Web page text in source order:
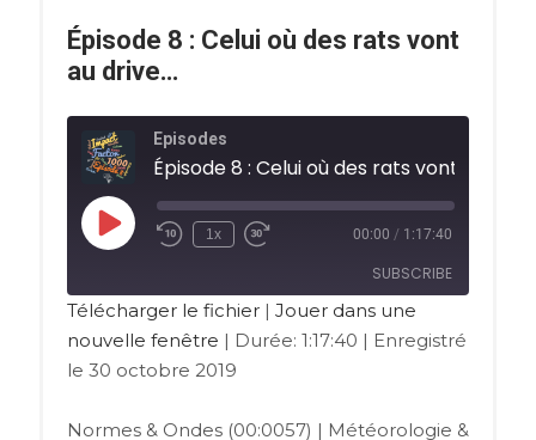
Épisode 8 : Celui où des rats vont
au drive…
Episodes
Épisode 8 : Celui où des rats vont au
1x 00:00 / 1:17:40
SUBSCRIBE
RSS FEED
Télécharger le fichier| Jouer dans une
nouvelle fenêtre | Durée: 1:17:40 | Enregistré
le 30 octobre 2019
Normes & Ondes (00:0057) | Météorologie &